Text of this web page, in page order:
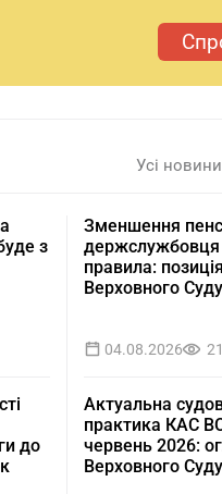
Усі
з
Зменшення
держслужбовця
правила: позиція
Верховного Суду
04.08.2026
до
Актуальна
практика КАС
червень 2026:
Верховного Суду